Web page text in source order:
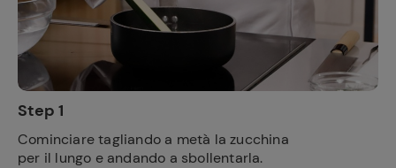
Step 1
Cominciare tagliando a metà la zucchina
per il lungo e andando a sbollentarla.